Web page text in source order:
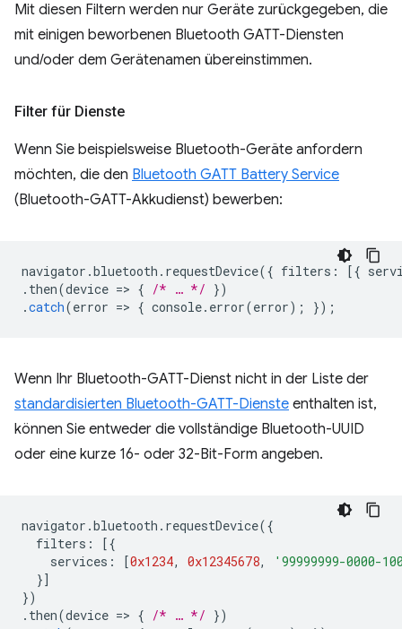
Mit diesen Filtern werden nur Geräte zurückgegeben, die
mit einigen beworbenen Bluetooth GATT-Diensten
und/oder dem Gerätenamen übereinstimmen.
Filter für Dienste
Wenn Sie beispielsweise Bluetooth-Geräte anfordern
möchten, die den Bluetooth GATT Battery Service
(Bluetooth-GATT-Akkudienst) bewerben:
navigator .bluetooth . requestDevice({ filters : [{
. then(device => { /* … */ })
.catch(error => { console. error(error); });
Wenn Ihr Bluetooth-GATT-Dienst nicht in der Liste der
standardisierten Bluetooth-GATT-Dienste enthalten ist,
können Sie entweder die vollständige Bluetooth-UUID
oder eine kurze 16- oder 32-Bit-Form angeben.
navigator .bluetooth . requestDevice({
filters :
[{
services : [0x1234, 0x12345678,
'99999999-0000-
}]
})
. then(device => { /* … */ })